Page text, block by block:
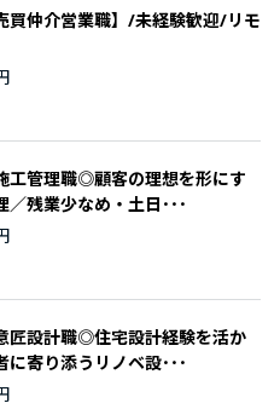
買仲介営業職】/未経験歓迎/リモ
工管理職◎顧客の理想を形にす
／残業少なめ・土日･･･
匠設計職◎住宅設計経験を活か
に寄り添うリノベ設･･･